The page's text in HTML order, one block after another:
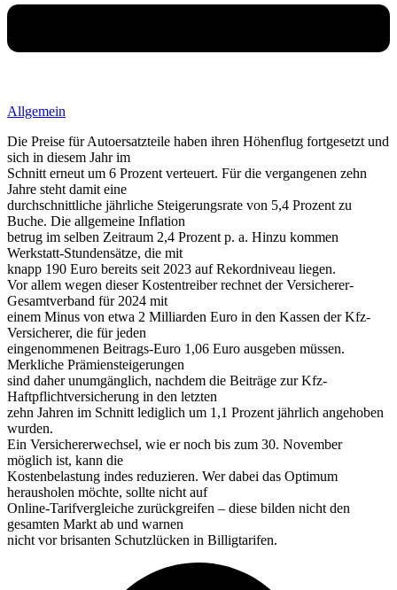
Allgemein
Die Preise für Autoersatzteile haben ihren Höhenflug fortgesetzt und
sich in diesem Jahr im
Schnitt erneut um 6 Prozent verteuert. Für die vergangenen zehn
Jahre steht damit eine
durchschnittliche jährliche Steigerungsrate von 5,4 Prozent zu
Buche. Die allgemeine Inflation
betrug im selben Zeitraum 2,4 Prozent p. a. Hinzu kommen
Werkstatt-Stundensätze, die mit
knapp 190 Euro bereits seit 2023 auf Rekordniveau liegen.
Vor allem wegen dieser Kostentreiber rechnet der Versicherer-
Gesamtverband für 2024 mit
einem Minus von etwa 2 Milliarden Euro in den Kassen der Kfz-
Versicherer, die für jeden
eingenommenen Beitrags-Euro 1,06 Euro ausgeben müssen.
Merkliche Prämiensteigerungen
sind daher unumgänglich, nachdem die Beiträge zur Kfz-
Haftpflichtversicherung in den letzten
zehn Jahren im Schnitt lediglich um 1,1 Prozent jährlich angehoben
wurden.
Ein Versichererwechsel, wie er noch bis zum 30. November
möglich ist, kann die
Kostenbelastung indes reduzieren. Wer dabei das Optimum
herausholen möchte, sollte nicht auf
Online-Tarifvergleiche zurückgreifen – diese bilden nicht den
gesamten Markt ab und warnen
nicht vor brisanten Schutzlücken in Billigtarifen.